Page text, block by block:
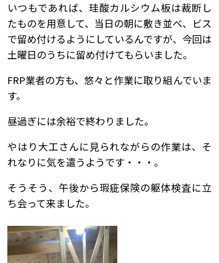
いつもであれば、珪酸カルシウム板は裁断し
たものを用意して、当日の朝に敷き並べ、ビス
で留め付けるようにしているんですが、今回は
土曜日のうちに留め付けてもらいました。
FRP業者の方も、悠々と作業に取り組んでいま
す。
昼過ぎには余裕で終わりました。
やはり大工さんに見られながらの作業は、そ
れなりに気を遣うようです・・・。
そうそう、午後から瑕疵保険の躯体検査に立
ち会って来ました。